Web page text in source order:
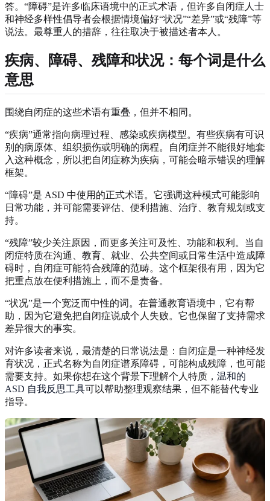
答。“障碍”是许多临床语境中的正式术语，但许多自闭症人士
和神经多样性倡导者会根据情境偏好“状况”“差异”或“残障”等
说法。最尊重人的措辞，往往取决于被描述者本人。
疾病、障碍、残障和状况：每个词是什么
意思
围绕自闭症的这些术语有重叠，但并不相同。
“疾病”通常指向病理过程、感染或疾病模型。有些疾病有可识
别的病原体、组织损伤或明确的病程。自闭症并不能很好地套
入这种概念，所以把自闭症称为疾病，可能会暗示错误的理解
框架。
“障碍”是 ASD 中使用的正式术语。它强调这种模式可能影响
日常功能，并可能需要评估、便利措施、治疗、教育规划或支
持。
“残障”较少关注原因，而更多关注可及性、功能和权利。当自
闭症特质在沟通、教育、就业、公共空间或日常生活中造成障
碍时，自闭症可能符合残障的范畴。这个框架很有用，因为它
把重点放在便利措施上，而不是责备。
“状况”是一个宽泛而中性的词。在普通教育语境中，它有帮
助，因为它避免把自闭症说成个人失败。它也保留了支持需求
差异很大的事实。
对许多读者来说，最清楚的日常说法是：自闭症是一种神经发
育状况，正式名称为自闭症谱系障碍，可能构成残障，也可能
需要支持。如果你想在这个背景下理解个人特质， 温和的
ASD 自我反思工具可以帮助整理观察结果，但不能替代专业
指导。